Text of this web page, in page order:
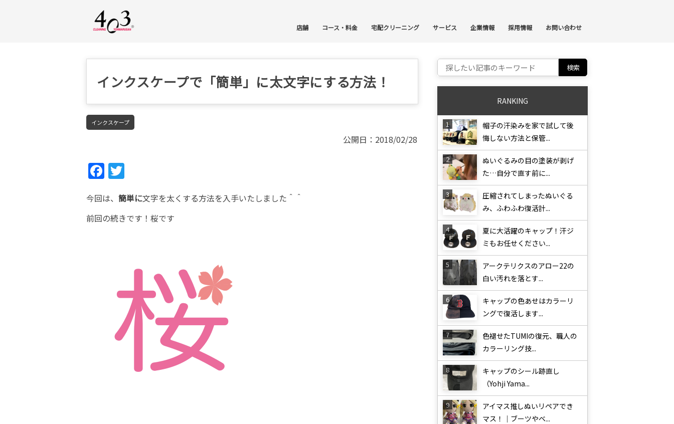
店舗 コース・料金 宅配クリーニング サービス 企業情報 採用情報 お問い合わせ
インクスケープで「簡単」に太文字にする方法！
インクスケープ
公開日：2018/02/28
Fac
ok
今回は、 簡単に文字を太くする方法を入手いたしました＾＾
前回の続きです！桜です
Search for:
RANKING
帽子の汗染みを家で試して後
悔しない方法と保管...
ぬいぐるみの目の塗装が剥げ
た…自分で直す前に...
圧縮されてしまったぬいぐる
み、ふわふわ復活計...
夏に大活躍のキャップ！汗ジ
ミもお任せください...
アークテリクスのアロー22の
白い汚れを落とす...
キャップの色あせはカラーリ
ングで復活します...
色褪せたTUMIの復元、職人の
カラーリング技...
キャップのシール跡直し
（Yohji Yama...
アイマス推しぬいリペアでき
マス！｜ブーツやベ...